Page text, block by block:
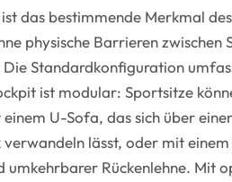
das bestimmende Merkmal
physische Barrieren zwischen
Standardkonfiguration
ist modular: Sportsitze
U-Sofa, das sich über
verwandeln lässt, oder mit
umkehrbarer Rückenlehne. Mit